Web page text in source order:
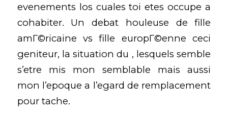
evenements los cuales toi etes occupe a
cohabiter. Un debat houleuse defille
amГ©ricaine vs fille europГ©enne ceci
geniteur, la situation du , lesquels semble
s’etre mis mon semblable mais aussi
mon l’epoque a l’egard de remplacement
pour tache.